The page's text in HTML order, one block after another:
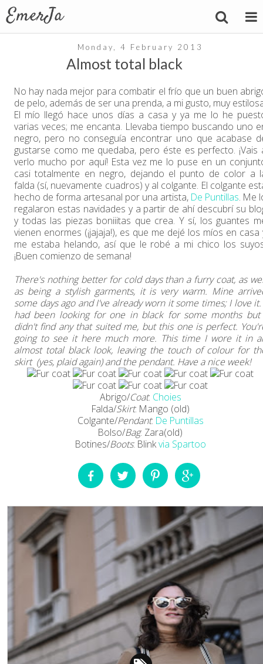
Monday, 4 February 2013
Almost total black
No hay nada mejor para combatir el frío que un buen
de pelo, además de ser una prenda, a mi gusto, muy
El mío llegó hace unos días a casa y ya me lo he
varias veces; me encanta. Llevaba tiempo buscando uno
negro, pero no conseguía encontrar uno que acabase
gustarse como me quedaba, pero éste es perfecto. ¡Vais
verlo mucho por aquí! Esta vez me lo puse en un
casi totalmente en negro, dejando el punto de color a
falda (sí, nuevamente cuadros) y al colgante. El colgante
hecho de forma artesanal por una artista, De Puntillas. Me
regalaron estas navidades y a partir de ahí descubrí su
y todas las piezas boniiitas que crea. Y sí, los guantes
vienen enormes (¡jajaja!), es que me dejé los míos en casa
me estaba helando, así que le robé a mi chico los
¡Buen comienzo de semana!
There's nothing better for cold days than a furry coat, as
as being a stylish garments, it is very warm. Mine
some days ago and I've already worn it some times; I love
had been looking for one in black for some months but
didn't find any that suited me, but this one is perfect.
going to see it here much more. This time I wore it in
almost total black look, leaving the touch of colour for
skirt (yes, plaid again) and the pendant. Have a nice week!
Abrigo/Coat: Choies
Falda/Skirt: Mango (old)
Colgante/Pendant: De Puntillas
Bolso/Bag: Zara(old)
Botines/Boots: Blinkvia Spartoo